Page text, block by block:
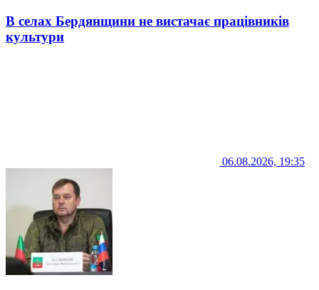
В селах Бердянщини не вистачає працівників
культури
06.08.2026, 19:35